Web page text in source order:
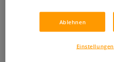
Speedball® Textil-
Ablehnen
Einstellungen